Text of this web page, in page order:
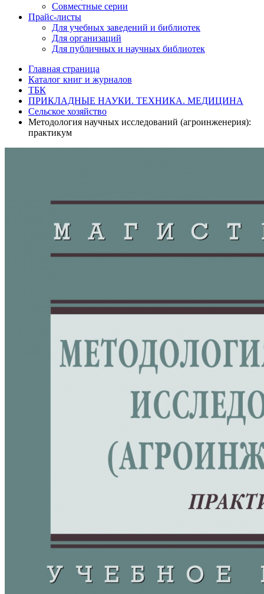
Совместные серии
Прайс-листы
Для учебных заведений и библиотек
Для организаций
Для публичных и научных библиотек
Главная страница
Каталог книг и журналов
ТБК
ПРИКЛАДНЫЕ НАУКИ. ТЕХНИКА. МЕДИЦИНА
Сельское хозяйство
Методология научных исследований (агроинженерия):
практикум